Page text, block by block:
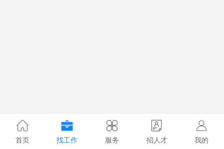
首页 找工作 服务 招人才 我的